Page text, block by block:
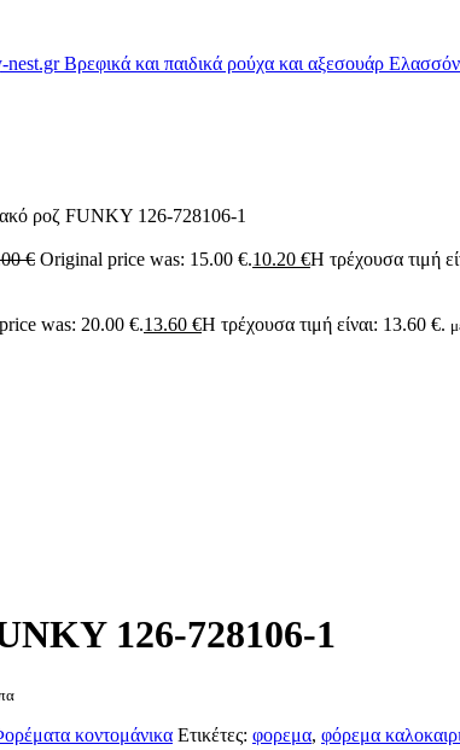
ροζ FUNKY 126-728106-1
€ Original price was: 15.00 €.10.20 €Η τρέχουσα τιμή
was: 20.00 €.13.60 €Η τρέχουσα τιμή είναι: 13.60 €.
126-728106-1
κοντομάνικα Ετικέτες: φορεμα, φόρεμα